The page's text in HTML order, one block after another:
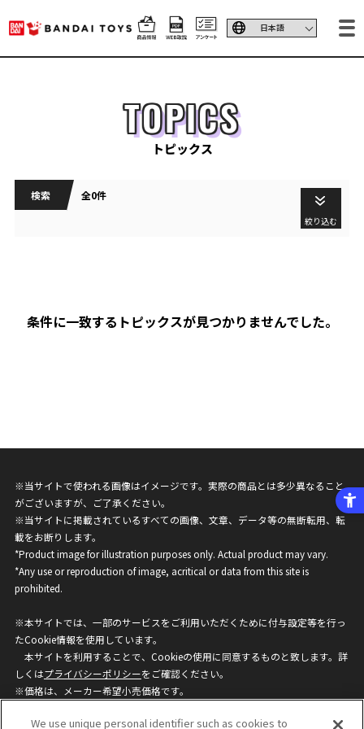
TOPICS
トピックス
検索 全0件
絞り込む
条件に一致するトピックスが見つかりませんでした。
※当サイトで使われる画像はイメージです。実際の商品とは多少異なること
がございますが、ご了承ください。
※当サイトに掲載されているすべての画像、文章、データ等の無断転用、転
載をお断りします。
*Product image for illustration purposes only. Actual product may vary.
*Any use or reproduction of image, acritical or data from this site is
prohibited.
※本サイトでは、一部のサービスをご利用いただくために付与設定等を行っ
たCookie情報を使用しています。
本サイトを利用することで、Cookieの使用に同意するものと致します。詳
しくはプライバシーポリシーをご確認ください。
※価格は、メーカー希望小売価格です。
ざいますのでご了承ください。
We use unique personal identifier such as cookies to